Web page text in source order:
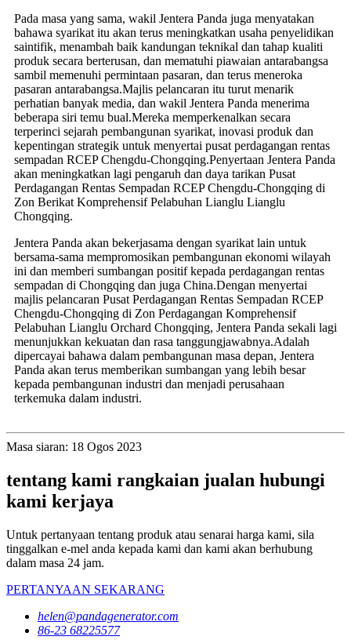
Pada masa yang sama, wakil Jentera Panda juga menyatakan
bahawa syarikat itu akan terus meningkatkan usaha penyelidikan
saintifik, menambah baik kandungan teknikal dan tahap kualiti
produk secara berterusan, dan mematuhi piawaian antarabangsa
sambil memenuhi permintaan pasaran, dan terus meneroka
pasaran antarabangsa.Majlis pelancaran itu turut menarik
perhatian banyak media, dan wakil Jentera Panda menerima
beberapa siri temu bual.Mereka memperkenalkan secara
terperinci sejarah pembangunan syarikat, inovasi produk dan
kepentingan strategik untuk menyertai pusat perdagangan rentas
sempadan RCEP Chengdu-Chongqing.Penyertaan Jentera Panda
akan meningkatkan lagi pengaruh dan daya tarikan Pusat
Perdagangan Rentas Sempadan RCEP Chengdu-Chongqing di
Zon Berikat Komprehensif Pelabuhan Lianglu Lianglu
Chongqing.
Jentera Panda akan bekerjasama dengan syarikat lain untuk
bersama-sama mempromosikan pembangunan ekonomi wilayah
ini dan memberi sumbangan positif kepada perdagangan rentas
sempadan di Chongqing dan juga China.Dengan menyertai
majlis pelancaran Pusat Perdagangan Rentas Sempadan RCEP
Chengdu-Chongqing di Zon Perdagangan Komprehensif
Pelabuhan Lianglu Orchard Chongqing, Jentera Panda sekali lagi
menunjukkan kekuatan dan rasa tanggungjawabnya.Adalah
dipercayai bahawa dalam pembangunan masa depan, Jentera
Panda akan terus memberikan sumbangan yang lebih besar
kepada pembangunan industri dan menjadi perusahaan
terkemuka dalam industri.
Masa siaran: 18 Ogos 2023
tentang kami rangkaian jualan hubungi
kami kerjaya
Untuk pertanyaan tentang produk atau senarai harga kami, sila
tinggalkan e-mel anda kepada kami dan kami akan berhubung
dalam masa 24 jam.
PERTANYAAN SEKARANG
helen@pandagenerator.com
86-23 68225577